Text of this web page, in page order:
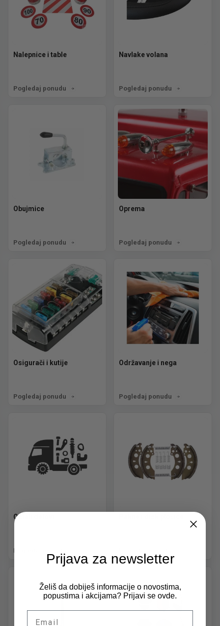
Nalepnice i table
Pogledaj ponudu
Navlake volana
Pogledaj ponudu
Obujmice
Pogledaj ponudu
Oprema
Pogledaj ponudu
Osigurači i kutije
Pogledaj ponudu
Održavanje i nega
Pogledaj ponudu
Ostali delovi
Pogledaj ponudu
Prijava za newsletter
Želiš da dobiješ informacije o novostima,
popustima i akcijama? Prijavi se ovde.